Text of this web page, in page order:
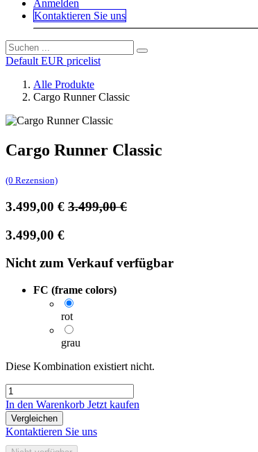
Anmelden
Kontaktieren Sie uns
Default EUR pricelist
Alle Produkte
Cargo Runner Classic
Cargo Runner Classic
(0 Rezension)
3.499,00 € 3.499,00€
3.499,00 €
Nicht zum Verkauf verfügbar
FC (frame colors)
rot
grau
Diese Kombination existiert nicht.
In den Warenkorb Jetzt kaufen
Vergleichen
Kontaktieren Sie uns